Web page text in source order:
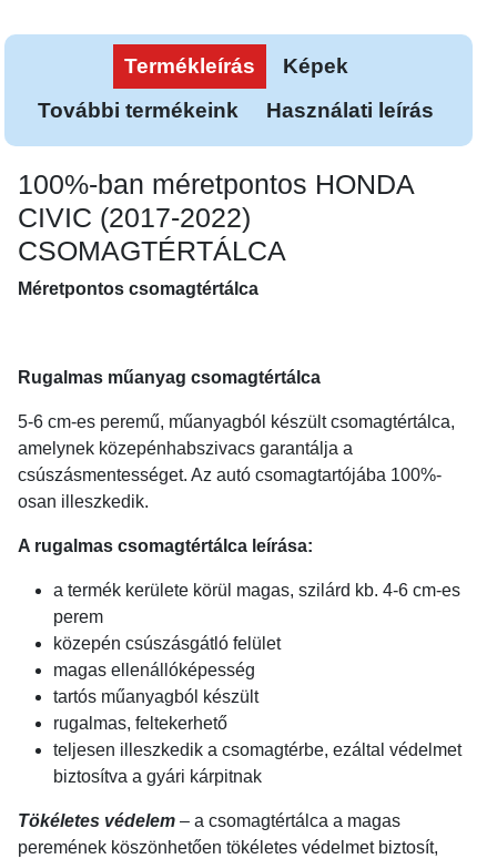
Termékleírás
Képek
További termékeink
Használati leírás
100%-ban méretpontos HONDA
CIVIC (2017-2022)
CSOMAGTÉRTÁLCA
Méretpontos csomagtértálca
Rugalmas műanyag csomagtértálca
5-6 cm-es peremű, műanyagból készült csomagtértálca,
amelynek közepénhabszivacs garantálja a
csúszásmentességet. Az autó csomagtartójába 100%-
osan illeszkedik.
A rugalmas csomagtértálca leírása:
a termék kerülete körül magas, szilárd kb. 4-6 cm-es
perem
közepén csúszásgátló felület
magas ellenállóképesség
tartós műanyagból készült
rugalmas, feltekerhető
teljesen illeszkedik a csomagtérbe, ezáltal védelmet
biztosítva a gyári kárpitnak
Tökéletes védelem – a csomagtértálca a magas
peremének köszönhetően tökéletes védelmet biztosít,